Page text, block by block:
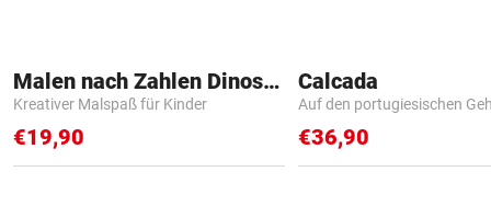
Malen nach Zahlen Dinosaurier
Kreativer Malspaß für Kinder
€19,90
Calcada
Auf den portugiesischen
€36,90